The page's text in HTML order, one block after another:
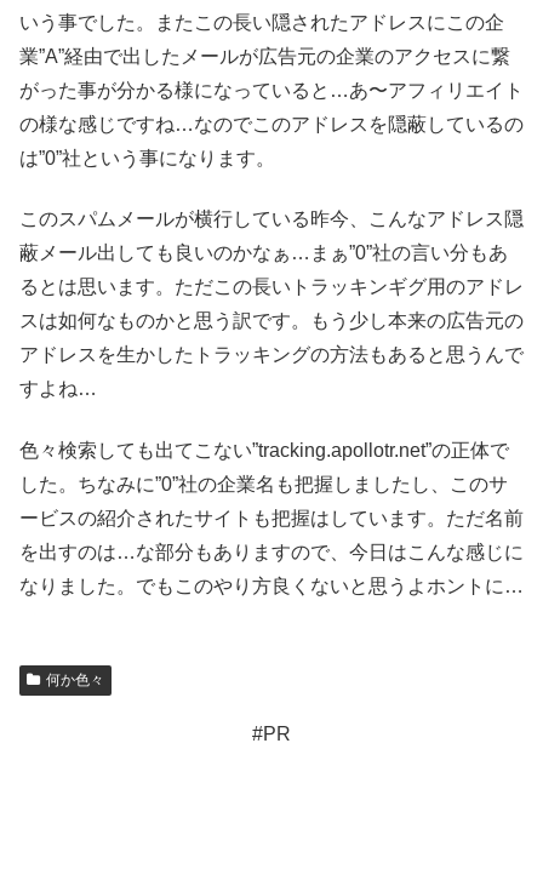
いう事でした。またこの長い隠されたアドレスにこの企
業”A”経由で出したメールが広告元の企業のアクセスに繋
がった事が分かる様になっていると…あ〜アフィリエイト
の様な感じですね…なのでこのアドレスを隠蔽しているの
は”0”社という事になります。
このスパムメールが横行している昨今、こんなアドレス隠
蔽メール出しても良いのかなぁ…まぁ”0”社の言い分もあ
るとは思います。ただこの長いトラッキンギグ用のアドレ
スは如何なものかと思う訳です。もう少し本来の広告元の
アドレスを生かしたトラッキングの方法もあると思うんで
すよね…
色々検索しても出てこない”tracking.apollotr.net”の正体で
した。ちなみに”0”社の企業名も把握しましたし、このサ
ービスの紹介されたサイトも把握はしています。ただ名前
を出すのは…な部分もありますので、今日はこんな感じに
なりました。でもこのやり方良くないと思うよホントに…
何か色々
#PR